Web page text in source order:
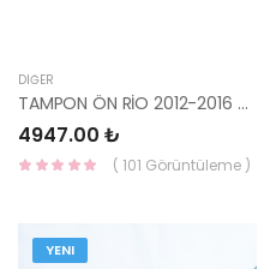
DIĞER
TAMPON ÖN RİO 2012-2016 SEDAN 86511-1W500-YS
4947.00 ₺
( 101 Görüntüleme )
YENI